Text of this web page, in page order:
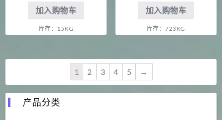
加入购物车
库存：15KG
加入购物车
库存：723KG
1 2 3 4 5 →
产品分类